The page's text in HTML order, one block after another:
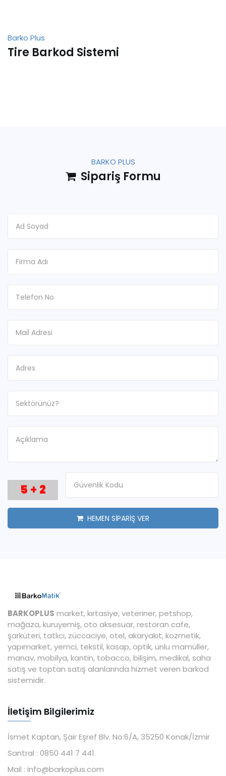
Barko Plus
Tire Barkod Sistemi
BARKO PLUS
Sipariş Formu
5 + 2
HEMEN SİPARİŞ VER
BARKOPLUS market, kırtasiye, veteriner, petshop,
mağaza, kuruyemiş, oto aksesuar, restoran cafe,
şarküteri, tatlıcı, züccaciye, otel, akaryakıt, kozmetik,
yapımarket, yemci, tekstil, kasap, optik, unlu mamüller,
manav, mobilya, kantin, tobacco, bilişim, medikal, saha
satış ve toptan satış alanlarında hizmet veren barkod
sistemidir.
İletişim Bilgilerimiz
İsmet Kaptan, Şair Eşref Blv. No:6/A, 35250 Konak/İzmir
Santral : 0850 441 7 441
Mail : info@barkoplus.com